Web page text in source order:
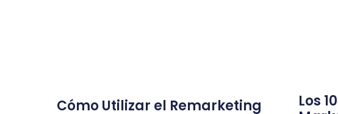
Cómo Utilizar el Remarketing
Los